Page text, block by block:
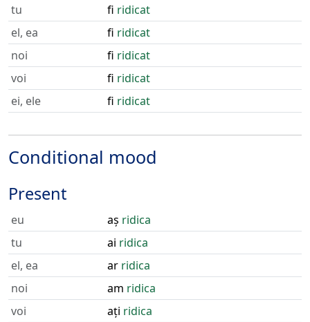
tu
fi ridicat
el, ea
fi ridicat
noi
fi ridicat
voi
fi ridicat
ei, ele
fi ridicat
Conditional mood
Present
eu aș ridica
tu
ai ridica
el, ea
ar ridica
noi
am ridica
voi
ați ridica